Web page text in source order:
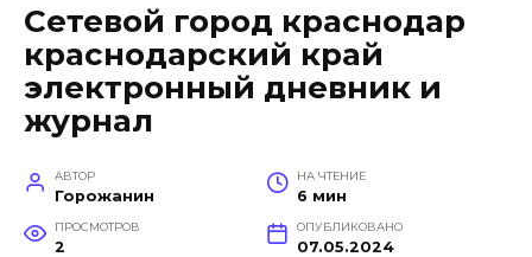
Сетевой город краснодар
краснодарский край
электронный дневник и
журнал
АВТОР
Горожанин
НА ЧТЕНИЕ
6 мин
ПРОСМОТРОВ
2
ОПУБЛИКОВАНО
07.05.2024